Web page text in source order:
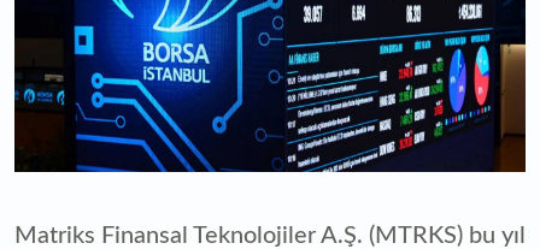
Matriks Finansal Teknolojiler A.Ş. (MTRKS) bu yıl